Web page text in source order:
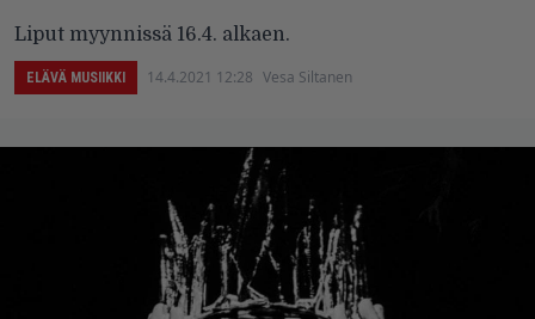
Liput myynnissä 16.4. alkaen.
ELÄVÄ MUSIIKKI 14.4.2021 12:28 Vesa Siltanen